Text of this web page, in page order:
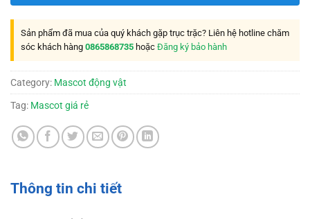
Sản phẩm đã mua của quý khách gặp trục trặc? Liên hệ hotline chăm
sóc khách hàng 0865868735 hoặc Đăng ký bảo hành
Category: Mascot động vật
Tag: Mascot giá rẻ
Thông tin chi tiết